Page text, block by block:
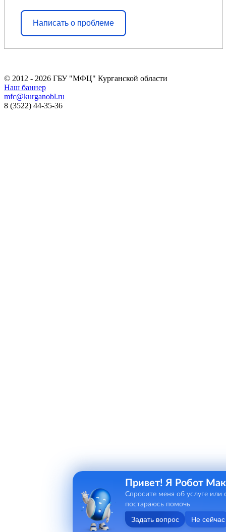
Написать о проблеме
© 2012 - 2026 ГБУ "МФЦ" Курганской области
Наш баннер
mfc@kurganobl.ru
8 (3522) 44-35-36
Привет! Я Робот
Спросите меня об услуге или
постараюсь помочь
Задать вопрос Не сейчас